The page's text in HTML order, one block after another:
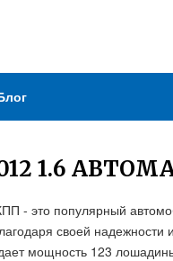
1.6
- это популярный
своей
мощность 123